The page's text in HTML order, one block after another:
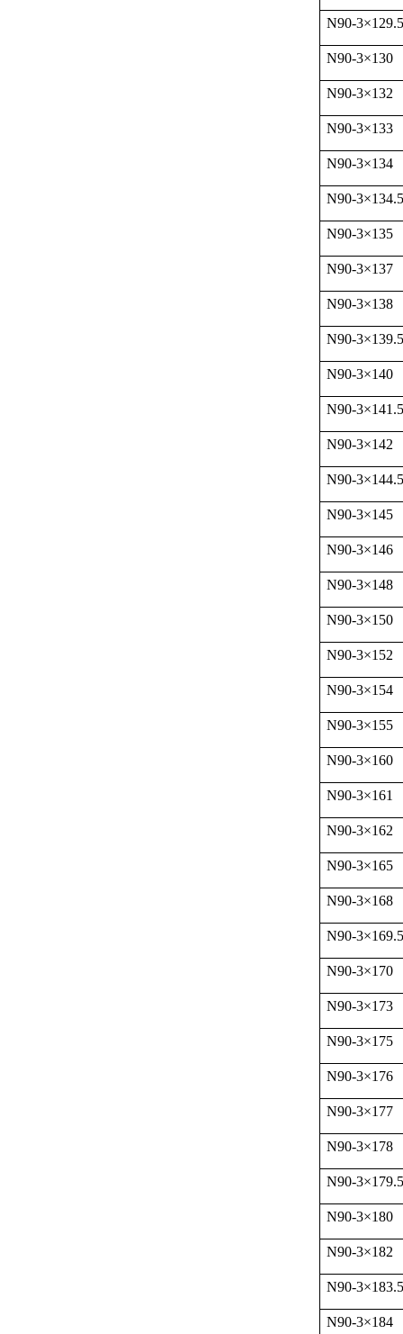
N90-3×129.5
N90-3×130
N90-3×132
N90-3×133
N90-3×134
N90-3×134.5
N90-3×135
N90-3×137
N90-3×138
N90-3×139.5
N90-3×140
N90-3×141.5
N90-3×142
N90-3×144.5
N90-3×145
N90-3×146
N90-3×148
N90-3×150
N90-3×152
N90-3×154
N90-3×155
N90-3×160
N90-3×161
N90-3×162
N90-3×165
N90-3×168
N90-3×169.5
N90-3×170
N90-3×173
N90-3×175
N90-3×176
N90-3×177
N90-3×178
N90-3×179.5
N90-3×180
N90-3×182
N90-3×183.5
N90-3×184